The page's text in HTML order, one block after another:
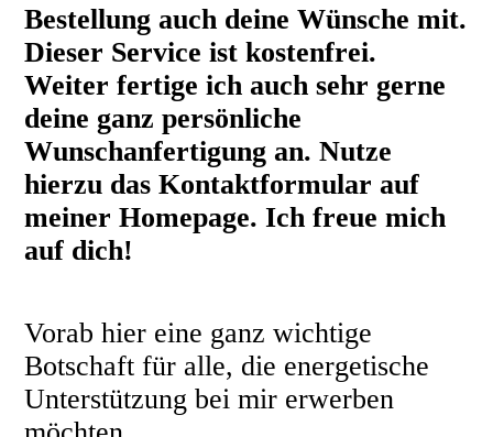
Bestellung auch deine Wünsche mit.
Dieser Service ist kostenfrei.
Weiter fertige ich auch sehr gerne
deine ganz persönliche
Wunschanfertigung an. Nutze
hierzu das Kontaktformular auf
meiner Homepage. Ich freue mich
auf dich!
Vorab hier eine ganz wichtige
Botschaft für alle, die energetische
Unterstützung bei mir erwerben